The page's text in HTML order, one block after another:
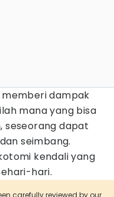
dampak
mana yang bisa
seseorang dapat
seimbang.
kendali yang
hari.
carefully reviewed by our